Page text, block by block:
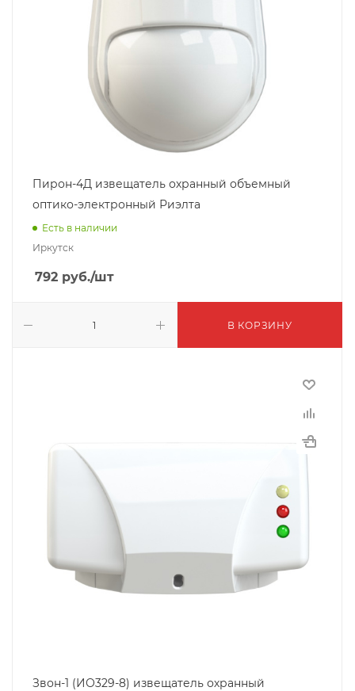
Пирон-4Д извещатель охранный объемный
оптико-электронный Риэлта
Есть в наличии
Иркутск
792 руб./шт
В КОРЗИНУ
Звон-1 (ИО329-8) извещатель охранный